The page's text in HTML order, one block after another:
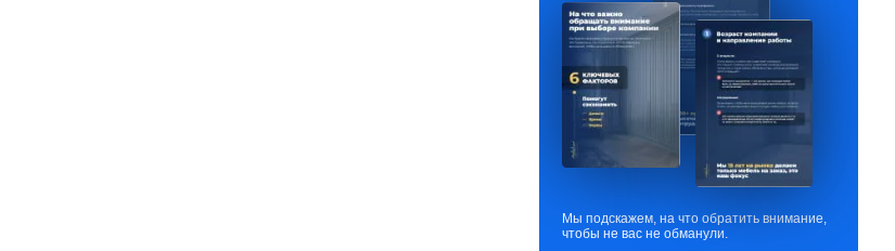
Мы подскажем, на что обратить внимание,
чтобы не вас не обманули.